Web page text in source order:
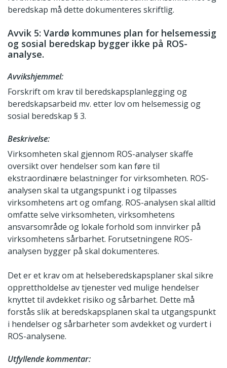
beredskap må dette dokumenteres skriftlig.
Avvik 5: Vardø kommunes plan for helsemessig
og sosial beredskap bygger ikke på ROS-
analyse.
Avvikshjemmel:
Forskrift om krav til beredskapsplanlegging og
beredskapsarbeid mv. etter lov om helsemessig og
sosial beredskap § 3.
Beskrivelse:
Virksomheten skal gjennom ROS-analyser skaffe
oversikt over hendelser som kan føre til
ekstraordinære belastninger for virksomheten. ROS-
analysen skal ta utgangspunkt i og tilpasses
virksomhetens art og omfang. ROS-analysen skal alltid
omfatte selve virksomheten, virksomhetens
ansvarsområde og lokale forhold som innvirker på
virksomhetens sårbarhet. Forutsetningene ROS-
analysen bygger på skal dokumenteres.
Det er et krav om at helseberedskapsplaner skal sikre
opprettholdelse av tjenester ved mulige hendelser
knyttet til avdekket risiko og sårbarhet. Dette må
forstås slik at beredskapsplanen skal ta utgangspunkt
i hendelser og sårbarheter som avdekket og vurdert i
ROS-analysene.
Utfyllende kommentar: